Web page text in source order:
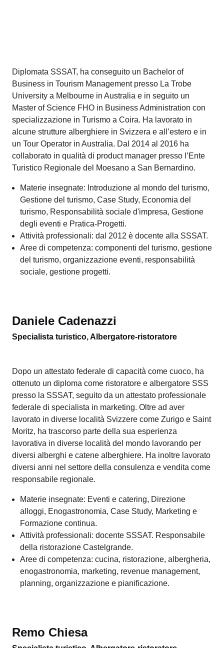
Diplomata SSSAT, ha conseguito un Bachelor of
Business in Tourism Management presso La Trobe
University a Melbourne in Australia e in seguito un
Master of Science FHO in Business Administration con
specializzazione in Turismo a Coira. Ha lavorato in
alcune strutture alberghiere in Svizzera e all’estero e in
un Tour Operator in Australia. Dal 2014 al 2016 ha
Turistico Regionale del Moesano a San Bernardino.
Materie insegnate: Introduzione al mondo del turismo,
Gestione del turismo, Case Study, Economia del
turismo, Responsabilità sociale d'impresa, Gestione
degli eventi e Pratica-Progetti.
Attività professionali: dal 2012 è docente alla SSSAT.
Aree di competenza: componenti del turismo, gestione
Daniele Cadenazzi